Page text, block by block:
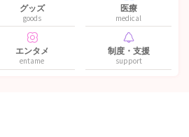
グッズ
goods
医療
medical
エンタメ
entame
制度・支援
support